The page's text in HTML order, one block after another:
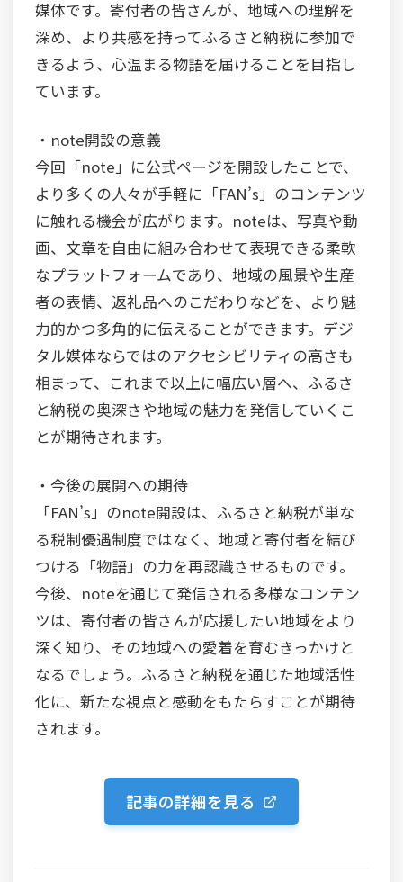
媒体です。寄付者の皆さんが、地域への理解を
深め、より共感を持ってふるさと納税に参加で
きるよう、心温まる物語を届けることを目指し
ています。
・note開設の意義
今回「note」に公式ページを開設したことで、
より多くの人々が手軽に「FAN’s」のコンテンツ
に触れる機会が広がります。noteは、写真や動
画、文章を自由に組み合わせて表現できる柔軟
なプラットフォームであり、地域の風景や生産
者の表情、返礼品へのこだわりなどを、より魅
力的かつ多角的に伝えることができます。デジ
タル媒体ならではのアクセシビリティの高さも
相まって、これまで以上に幅広い層へ、ふるさ
と納税の奥深さや地域の魅力を発信していくこ
とが期待されます。
・今後の展開への期待
「FAN’s」のnote開設は、ふるさと納税が単な
る税制優遇制度ではなく、地域と寄付者を結び
つける「物語」の力を再認識させるものです。
今後、noteを通じて発信される多様なコンテン
ツは、寄付者の皆さんが応援したい地域をより
深く知り、その地域への愛着を育むきっかけと
なるでしょう。ふるさと納税を通じた地域活性
化に、新たな視点と感動をもたらすことが期待
されます。
記事の詳細を見る